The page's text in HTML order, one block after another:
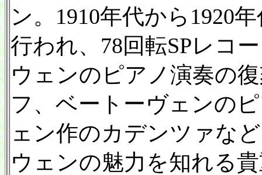
ン。1910年代から1920
行われ、78回転SPレコ
ウェンのピアノ演奏の
フ、ベートーヴェンの
ェン作のカデンツァな
ウェンの魅力を知れる